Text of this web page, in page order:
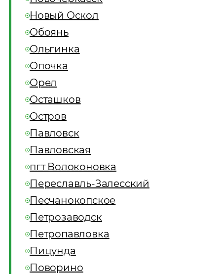
Новый Оскол
Обоянь
Ольгинка
Опочка
Орел
Осташков
Остров
Павловск
Павловская
пгт Волоконовка
Переславль-Залесский
Песчанокопское
Петрозаводск
Петропавловка
Пицунда
Поворино